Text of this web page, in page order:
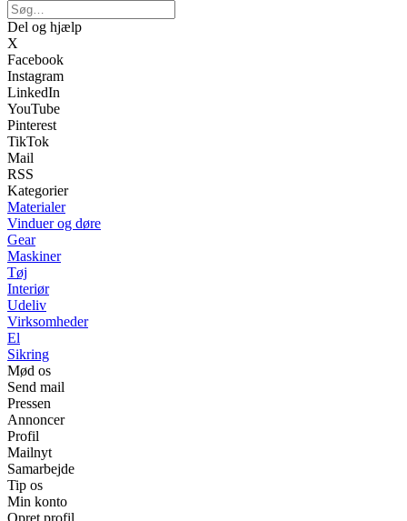
Del og hjælp
X
Facebook
Instagram
LinkedIn
YouTube
Pinterest
TikTok
Mail
RSS
Kategorier
Materialer
Vinduer og døre
Gear
Maskiner
Tøj
Interiør
Udeliv
Virksomheder
El
Sikring
Mød os
Send mail
Pressen
Annoncer
Profil
Mailnyt
Samarbejde
Tip os
Min konto
Opret profil